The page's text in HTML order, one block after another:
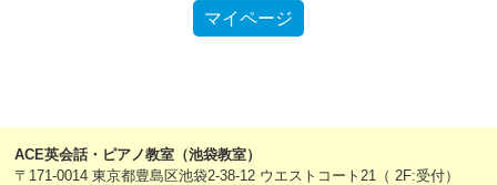
マイページ
ACE英会話・ピアノ教室（池袋教室）
〒171-0014 東京都豊島区池袋2-38-12 ウエストコート21（ 2F:受付）